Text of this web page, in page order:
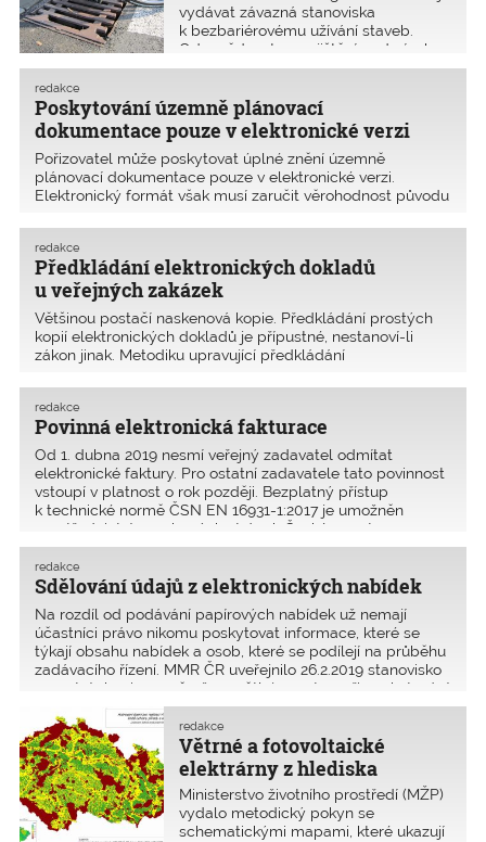
vydávat závazná stanoviska
k bezbariérovému užívání staveb.
Odpovědnost za zajištění podmínek
bezbariérového užívání je dána
plánování a stavebním řádu (stavební
zákon), ve znění pozdějších předpisů.
Poskytování územně plánovací
dokumentace pouze v elektronické verzi
redakce
Pořizovatel může poskytovat úplné znění územně
plánovací dokumentace pouze v elektronické verzi.
Elektronický formát však musí zaručit věrohodnost původu
a možnost dlouhodobé archivace. Metodický pokyn MMR
byl zveřejněn 11.3.2019. Odkaz na jeho plné znění je na
konci článku.
Předkládání elektronických dokladů
u veřejných zakázek
redakce
Většinou postačí naskenová kopie. Předkládání prostých
kopií elektronických dokladů je přípustné, nestanoví-li
zákon jinak. Metodiku upravující předkládání
v zadávacím řízení u veřejných zakázek uveřejnilo v únoru
2019 Ministerstvo pro místní rozvoj. Odkazy na celá znění
metodických pokynů najdete na konci článku.
Povinná elektronická fakturace
redakce
Od 1. dubna 2019 nesmí veřejný zadavatel odmítat
elektronické faktury. Pro ostatní zadavatele tato povinnost
vstoupí v platnost o rok později. Bezplatný přístup
k technické normě ČSN EN 16931-1:2017 je umožněn
prostřednictvím webových stránek České agentury pro
standardizaci ČAS – www.agentura-cas.cz – a to ve
formátu pdf. Funkční odkazy najdete na konci tohoto
článku.
Sdělování údajů z elektronických nabídek
redakce
Na rozdíl od podávání papírových nabídek už nemají
účastníci právo nikomu poskytovat informace, které se
týkají obsahu nabídek a osob, které se podílejí na průběhu
zadávacího řízení. MMR ČR uveřejnilo 26.2.2019 stanovisko
expertní skupiny, v němž vysvětluje postup při poskytování
informací účastníkům při podávání nabídek v elektronické
podobě. Plně znění najdete na konci tohoto článku.
Větrné a fotovoltaické
elektrárny z hlediska
ochrany přírody a krajiny
redakce
Ministerstvo životního prostředí (MŽP)
vydalo metodický pokyn se
schematickými mapami, které ukazují